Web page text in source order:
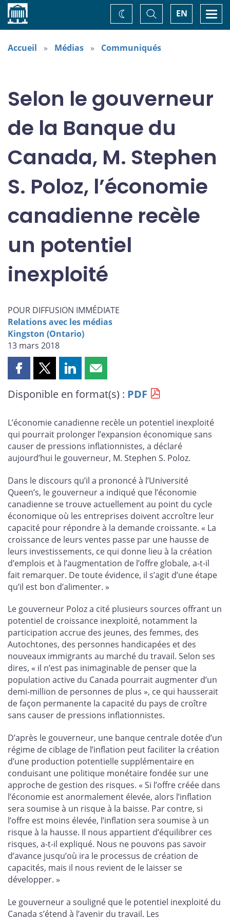
Accueil EN
Basculer
la
recherche
Changez
de
thème
Accueil Médias Communiqués
Selon le gouverneur
de la Banque du
Canada, M. Stephen
S. Poloz, l’économie
canadienne recèle
un potentiel
inexploité
POUR DIFFUSION IMMÉDIATE
Relations avec les médias
Kingston (Ontario)
13 mars 2018
Partager
page
Facebook
Partager
page
X
Partager
page
LinkedIn
Partager
page
courriel
Disponible en format(s) : PDF
L’économie canadienne recèle un potentiel inexploité
qui pourrait prolonger l’expansion économique sans
causer de pressions inflationnistes, a déclaré
aujourd’hui le gouverneur, M. Stephen S. Poloz.
Dans le discours qu’il a prononcé à l’Université
Queen’s, le gouverneur a indiqué que l’économie
canadienne se trouve actuellement au point du cycle
économique où les entreprises doivent accroître leur
capacité pour répondre à la demande croissante. « La
croissance de leurs ventes passe par une hausse de
leurs investissements, ce qui donne lieu à la création
d’emplois et à l’augmentation de l’offre globale, a-t-il
fait remarquer. De toute évidence, il s’agit d’une étape
qu’il est bon d’alimenter. »
Le gouverneur Poloz a cité plusieurs sources offrant un
potentiel de croissance inexploité, notamment la
participation accrue des jeunes, des femmes, des
Autochtones, des personnes handicapées et des
nouveaux immigrants au marché du travail. Selon ses
dires, « il n’est pas inimaginable de penser que la
population active du Canada pourrait augmenter d’un
demi-million de personnes de plus », ce qui hausserait
de façon permanente la capacité du pays de croître
sans causer de pressions inflationnistes.
D’après le gouverneur, une banque centrale dotée d’un
régime de ciblage de l’inflation peut faciliter la création
d’une production potentielle supplémentaire en
conduisant une politique monétaire fondée sur une
approche de gestion des risques. « Si l’offre créée dans
l’économie est anormalement élevée, alors l’inflation
sera soumise à un risque à la baisse. Par contre, si
l’offre est moins élevée, l’inflation sera soumise à un
risque à la hausse. Il nous appartient d’équilibrer ces
risques, a-t-il expliqué. Nous ne pouvons pas savoir
d’avance jusqu’où ira le processus de création de
capacités, mais il nous revient de le laisser se
développer. »
Le gouverneur a souligné que le potentiel inexploité du
Canada s’étend à l’avenir du travail. Les